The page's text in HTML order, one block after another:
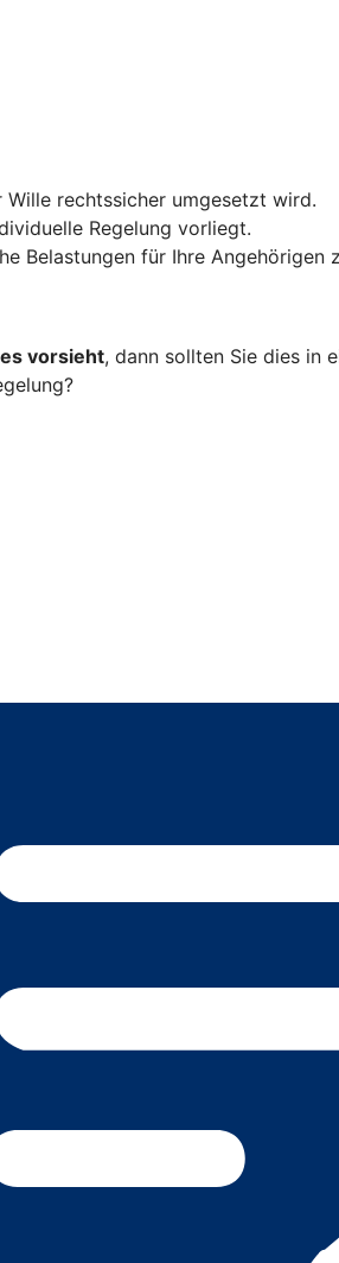
Wille rechtssicher umgesetzt wird.
Regelung vorliegt.
Belastungen für Ihre Angehörigen
vorsieht, dann sollten Sie dies in